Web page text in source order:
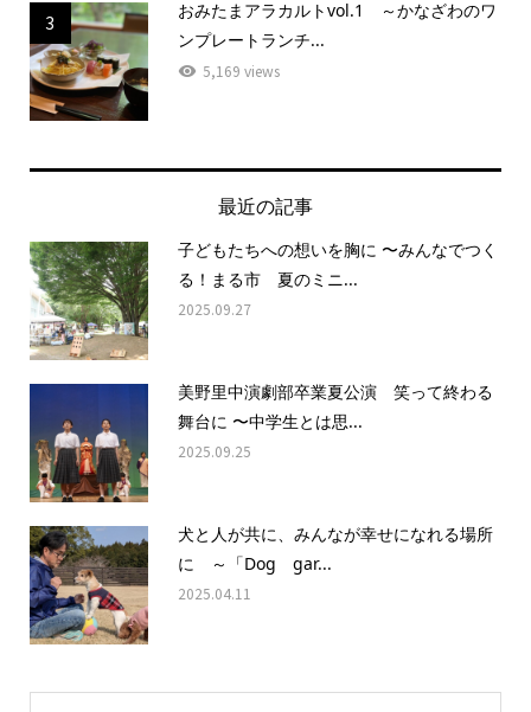
3
おみたまアラカルトvol.1 ～かなざわのワ
ンプレートランチ...
5,169 views
最近の記事
子どもたちへの想いを胸に 〜みんなでつく
る！まる市 夏のミニ...
2025.09.27
美野里中演劇部卒業夏公演 笑って終わる
舞台に 〜中学生とは思...
2025.09.25
犬と人が共に、みんなが幸せになれる場所
に ～「Dog gar...
2025.04.11